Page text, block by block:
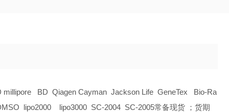
BD Qiagen Cayman Jackson Life GeneTex Bio-Ra
lipo2000 lipo3000 SC-2004 SC-2005常备现货 ；货期